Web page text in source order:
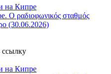
на Кипре
Ο ραδιοφωνικός σταθμός
(30.06.2026)
на Кипре